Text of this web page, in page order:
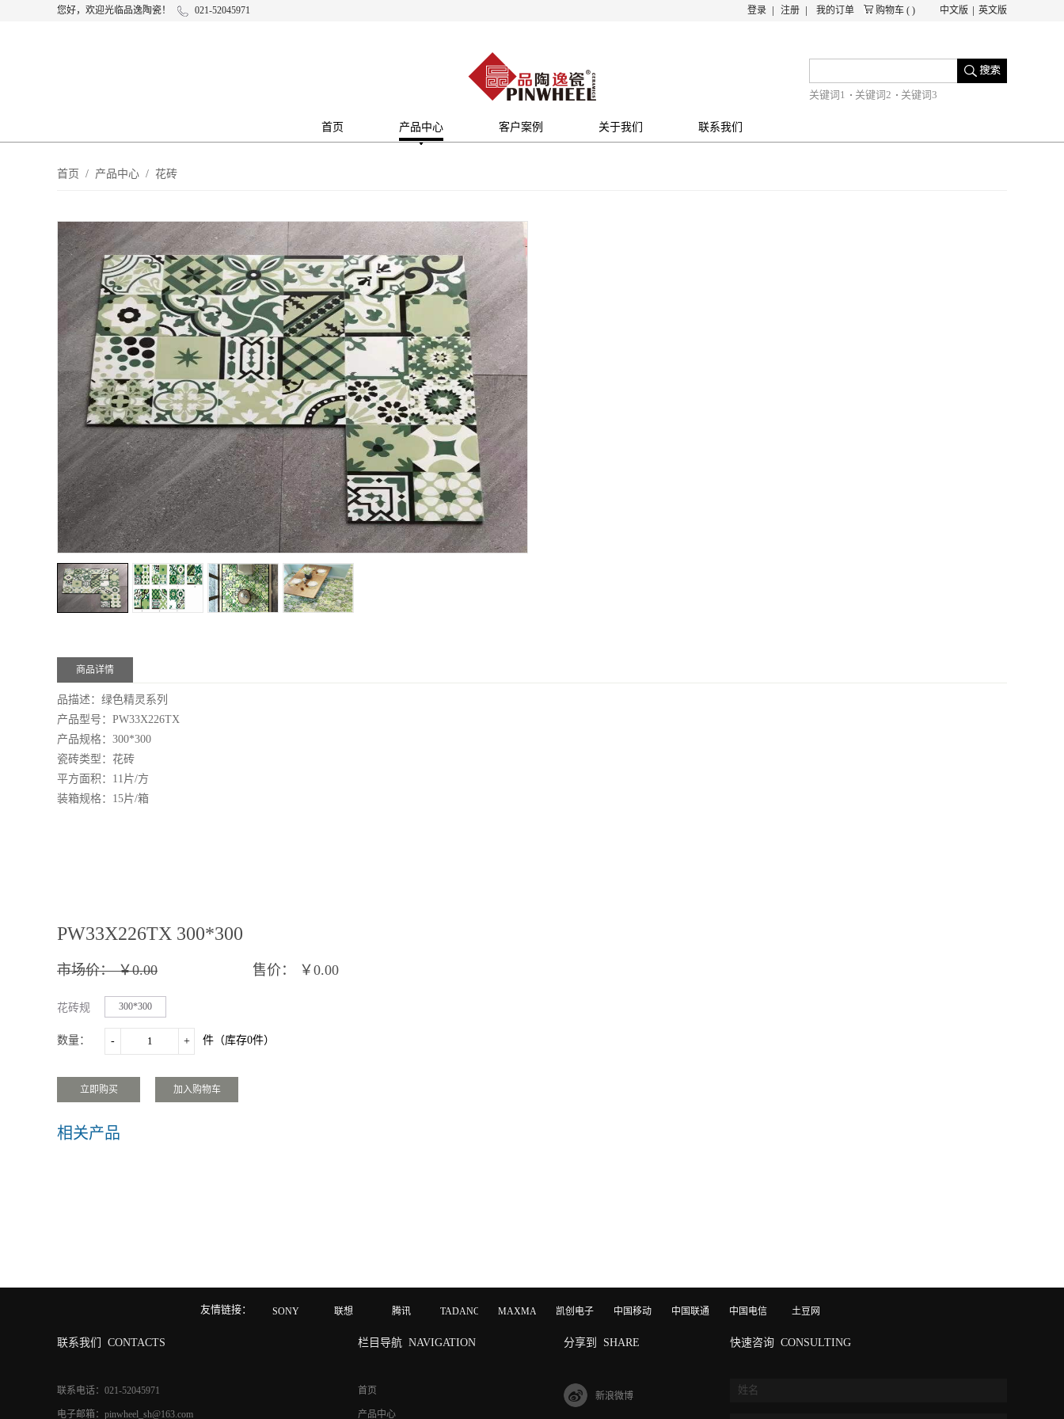
您好，欢迎光临品逸陶瓷！ 021-52045971 中文版 英文版
购物车 ( )
我的订单
登录 注册
关键词1 关键词2 关键词3
首页 产品中心 客户案例 关于我们 联系我们
首页 / 产品中心 / 花砖
商品详情
品描述：绿色精灵 系列
产品型号： PW33X226TX
产品规格： 300*300
瓷砖类型：花砖
平方面积： 11片/方
装箱规格： 15片/箱
PW33X226TX 300*300
售价： ￥0.00
市场价： ￥0.00
花砖规
格：
300*300
数量： - + 件（库存0件）
相关产品
友情链接： SONY 联想 腾讯 TADANO MAXMAGIC 凯创电子 中国移动 中国联通 中国电信 土豆网
联系我们 CONTACTS
联系电话：021-52045971
电子邮箱：pinwheel_sh@163.com
栏目导航 NAVIGATION
首页
产品中心
分享到 SHARE
新浪微博
快速咨询 CONSULTING